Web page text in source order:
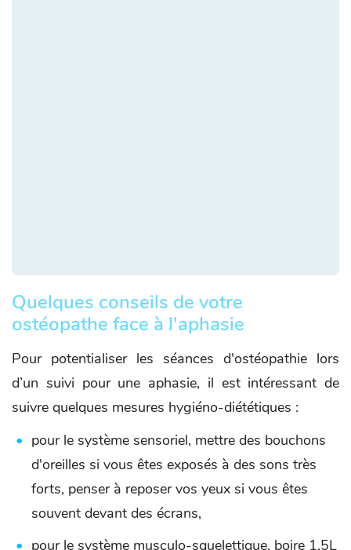
Quelques conseils de votre
ostéopathe face à l'aphasie
Pour potentialiser les séances d'ostéopathie lors
d’un suivi pour une aphasie, il est intéressant de
suivre quelques mesures hygiéno-diététiques :
pour le système sensoriel, mettre des bouchons
d'oreilles si vous êtes exposés à des sons très
forts, penser à reposer vos yeux si vous êtes
souvent devant des écrans,
pour le système musculo-squelettique, boire 1,5L